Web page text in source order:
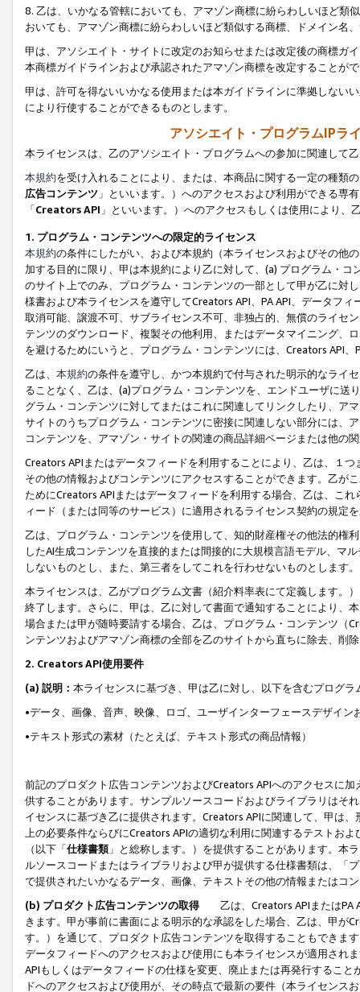
8. 乙は、いかなる管轄においても、アマゾン商標に紛らわしいほど類
おいても、アマゾン商標に紛らわしいほど類似する商標、ドメイン名
甲は、アソシエイト・サイトに改定のお知らせまたは改定後の商標ガ
本商標ガイドラインおよび承認されたアマゾン商標を改定することが
甲は、許可を得ないいかなる使用または本ガイドラインに準拠しない
により行使することができるものとします。
アソシエイト・プログラムIPラ
本ライセンスは、乙のアソシエイト・プログラムへの参加に関連して
本規約を受け入れることにより、または、本商品に関する一定の種類
広告コンテンツ 」といいます。）へのアクセスおよび利用ができる専
「Creators API 」といいます。）へのアクセスもしくは使用により
1. プログラム・コンテンツへの限定的ライセンス
本規約の条件にしたがい、および本規約（本ライセンスおよびその他
加する目的に限り、甲は本規約により乙に対して、(a) プログラム・
のサイト上でのみ、プログラム・コンテンツの一部として甲が乙に対
様書および本ライセンスを遵守してCreators API、PA API、データフ
取消可能、譲渡不可、サブライセンス不可、非独占的、無償のライセ
テンツのダウンロード、複製その他利用、またはデータマイニング、
を避けるためにいうと、プログラム・コンテンツには、Creators API
乙は、 本規約の条件を遵守し、かつ本規約で付与された明示的なライ
ることなく、乙は、(a)プログラム・コンテンツを、エンドユーザに
グラム・コンテンツに対してまたはこれに関連してリンクしたり、ア
サイトのうちプログラム・コンテンツに密接に関連しない部分には、
コンテンツを、アマゾン・サイトの関連の商品詳細ページまたは他の
Creators APIまたはデータフィードを利用することにより、乙は、１
その他の情報およびコンテンツにアクセスすることができます。乙が
ためにCreators APIまたはデータフィードを利用する場合、乙は、こ
ィード（または同等のサービス）に適用されるライセンス契約の規定
乙は、プログラム・コンテンツを使用して、知的財産権その他法的権
したAI生成コンテンツを直接的または間接的に大規模言語モデル、マ
しないものとし、また、第三者をしてこれを行わせないものとします。
本ライセンスは、乙がプログラム文書（紹介料率表にて定義します。
終了します。さらに、甲は、乙に対して書面で通知することにより、
場合または甲が随時要請する場合、乙は、プログラム・コンテンツ（
ンテンツおよびアマゾン商標の全部を乙のサイトから直ちに除去、削
2. Creators API使用要件
(a) 説明： 本ライセンスに基づき、甲は乙に対し、以下を含むプログ
•データ、画像、音声、映像、ロゴ、ユーザインターフェースデザイ
•テキスト形式の素材（たとえば、テキスト形式の商品情報）
前記のプロダクト広告コンテンツおよびCreators APIへのアクセスに
供することがあります。サンプルソースコードおよびライブラリはそ
イセンスに基づき乙に提供されます。Creators APIに関連して、甲は
上の必要条件ならびにCreators APIの適切な利用に関連するテストお
（以下「仕様書類」と総称します。）を提供することがあります。本
ルソースコードまたはライブラリおよび甲が提供する仕様書類は、「
で提供されたいかなるデータ、画像、テキストその他の情報またはコ
(b) プロダクト広告コンテンツの取得
乙は、Creators APIまたはPA
きます。甲が事前に書面による明示的な承認をした場合、乙は、甲が
す。）を通じて、プロダクト広告コンテンツを取得することもできま
データフィードへのアクセスおよび使用にも本ライセンスが適用され
APIもしくはデータフィードの仕様を変更、廃止または再発行するこ
ドへのアクセスおよび使用が、その時点で最新の要件（本ライセン